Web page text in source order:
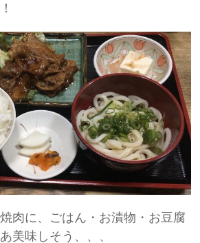
肉に、ごはん・お漬物・お豆腐
美味しそう、、、